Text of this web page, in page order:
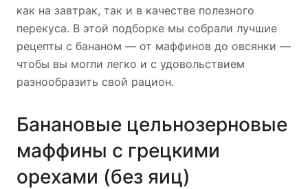
как на завтрак, так и в качестве полезного
перекуса. В этой подборке мы собрали лучшие
рецепты с бананом — от маффинов до овсянки —
чтобы вы могли легко и с удовольствием
разнообразить свой рацион.
Банановые цельнозерновые
маффины с грецкими
орехами (без яиц)